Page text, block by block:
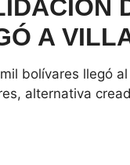
A
bolívares llegó
alternativa